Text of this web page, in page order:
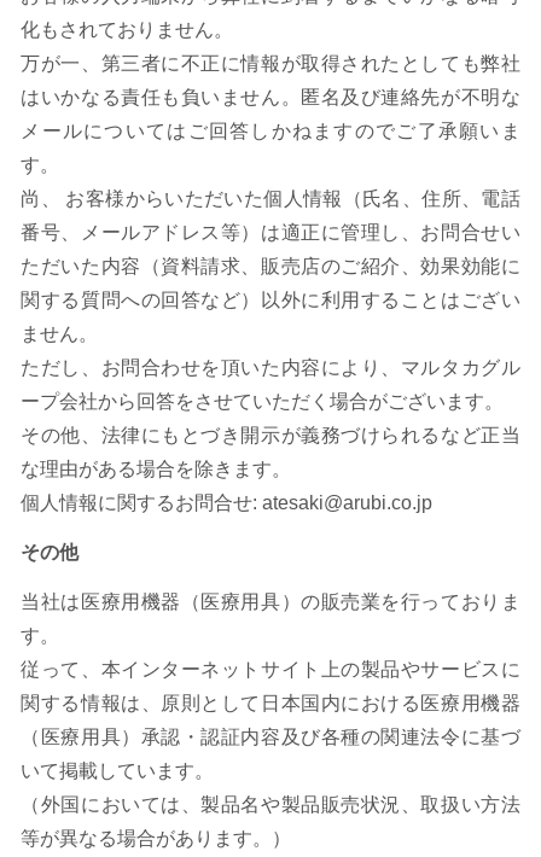
化もされておりません。
万が一、第三者に不正に情報が取得されたとしても弊社
はいかなる責任も負いません。匿名及び連絡先が不明な
メールについてはご回答しかねますのでご了承願いま
す。
尚、 お客様からいただいた個人情報（氏名、住所、電話
番号、メールアドレス等）は適正に管理し、お問合せい
ただいた内容（資料請求、販売店のご紹介、効果効能に
関する質問への回答など）以外に利用することはござい
ません。
ただし、お問合わせを頂いた内容により、マルタカグル
ープ会社から回答をさせていただく場合がございます。
その他、法律にもとづき開示が義務づけられるなど正当
な理由がある場合を除きます。
個人情報に関するお問合せ: atesaki@arubi.co.jp
その他
当社は医療用機器（医療用具）の販売業を行っておりま
す。
従って、本インターネットサイト上の製品やサービスに
関する情報は、原則として日本国内における医療用機器
（医療用具）承認・認証内容及び各種の関連法令に基づ
いて掲載しています。
（外国においては、製品名や製品販売状況、取扱い方法
等が異なる場合があります。）